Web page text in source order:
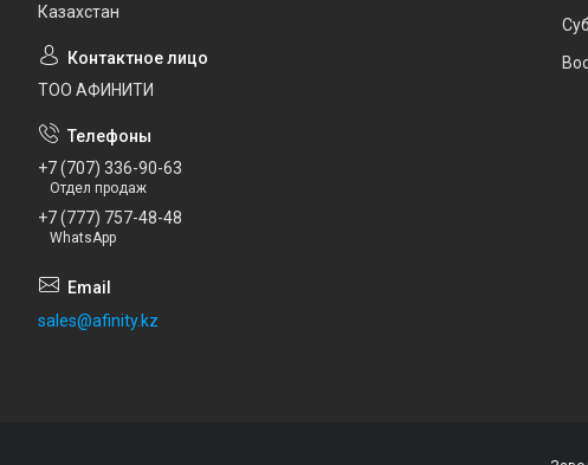
Казахстан
ТОО АФИНИТИ
+7 (707) 336-90-63
Отдел продаж
+7 (777) 757-48-48
WhatsApp
sales@afinity.kz